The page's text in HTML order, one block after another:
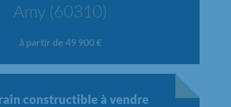
Amy (60310)
à partir de 49 900 €
constructible à vendre